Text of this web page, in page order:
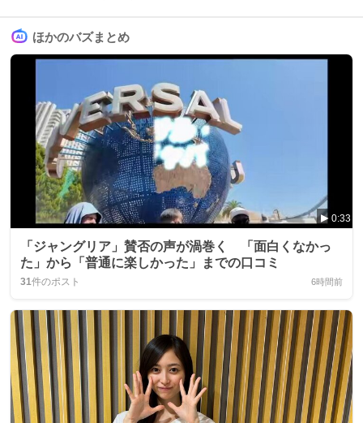
ほかのバズまとめ
0:33
「ジャングリア」賛否の声が渦巻く 「面白くなかっ
た」から「普通に楽しかった」までの口コミ
31件のポスト 6時間前